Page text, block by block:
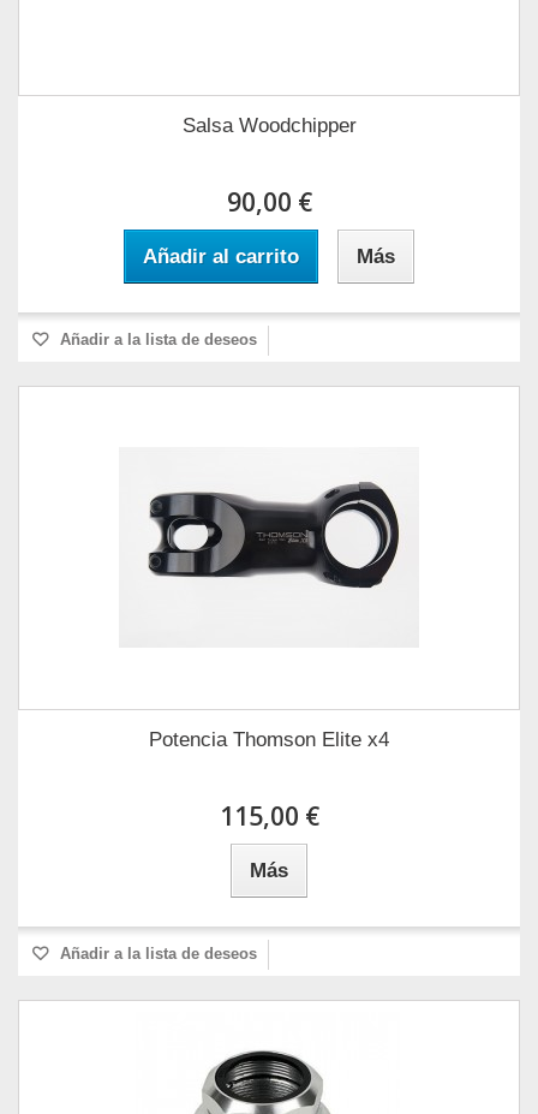
Salsa Woodchipper
90,00 €
Añadir al carrito Más
Añadir a la lista de deseos
Potencia Thomson Elite x4
115,00 €
Más
Añadir a la lista de deseos